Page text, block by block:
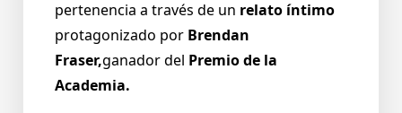
pertenencia a través de un relato íntimo
protagonizado por Brendan
Fraser,ganador del Premio de la
Academia.